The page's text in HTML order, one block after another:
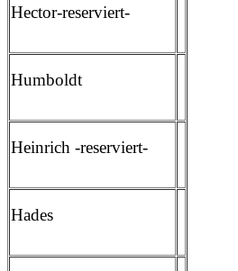
Hector-reserviert-
Humboldt
Heinrich -reserviert-
Hades